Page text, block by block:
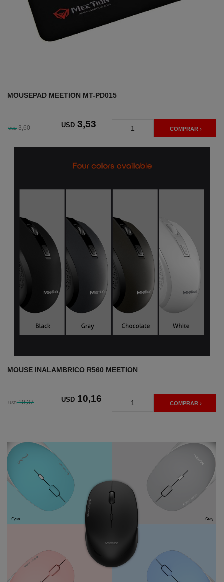
MOUSEPAD MEETION MT-PD015
USD 3,60 USD 3,53 COMPRAR
MOUSE INALAMBRICO R560 MEETION
USD 10,37 USD 10,16 COMPRAR